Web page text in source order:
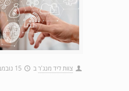
צוות ליד מנג'רב 15 נובמבר, 2021